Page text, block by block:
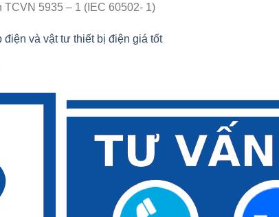
5935 – 1 (IEC 60502- 1)
và vật tư thiết bị điện giá tốt